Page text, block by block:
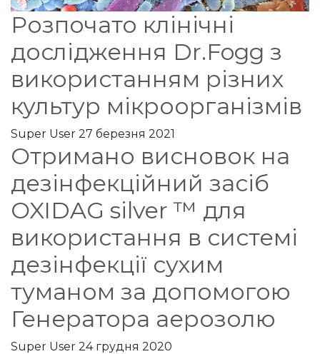
Розпочато клінічні
дослідження Dr.Fogg з
використанням різних
культур мікроорганізмів
Super User 27 березня 2021
Отримано висновок на
дезінфекційний засіб
OXIDAG silver ™ для
використання в системі
дезінфекції сухим
туманом за допомогою
Генератора аерозолю
Super User 24 грудня 2020